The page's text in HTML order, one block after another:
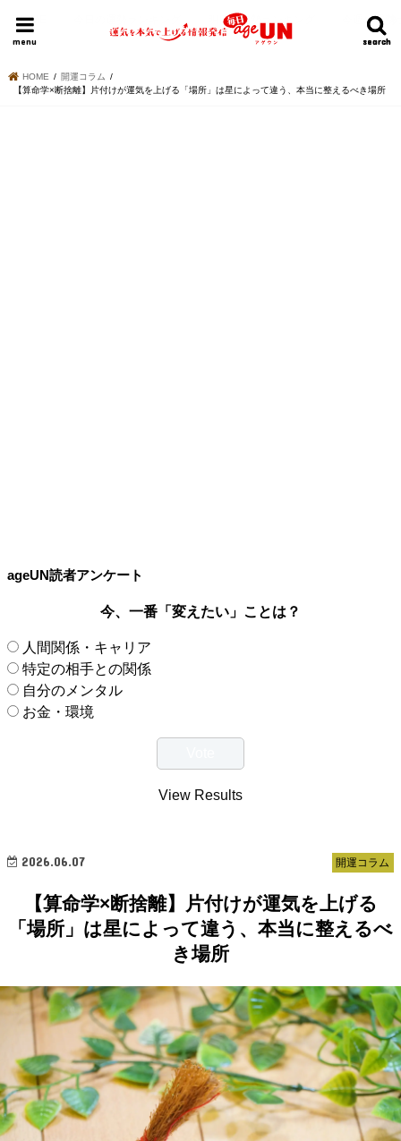
search
search
menu
HOME 明日の運勢ランキング 今週の運勢
HOME
開運コラム
【算命学×断捨離】片付けが運気を上げる「場所」は星によって違う、本当に整えるべき場所
ageUN読者アンケート
今、一番「変えたい」ことは？
人間関係・キャリア
特定の相手との関係
自分のメンタル
お金・環境
View Results
開運コラム
2026.06.07
【算命学×断捨離】片付けが運気を上げる
「場所」は星によって違う、本当に整えるべ
き場所